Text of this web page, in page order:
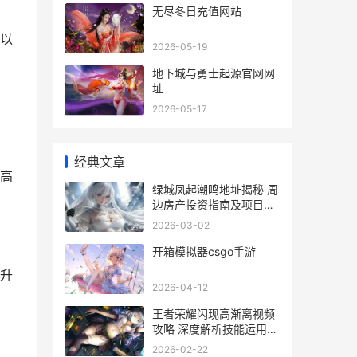
无尽冬日充值网站
2026-05-19
地下城与勇士起源官网网
址
2026-05-17
经典文章
绿城凤起潮鸣地址揭秘 周
边房产投资指南及项目详
情
2026-03-02
开箱模拟器csgo手游
2026-04-12
王者荣耀闪现高渐离视频
攻略 深度解析技能运用与
实战技巧
2026-02-22